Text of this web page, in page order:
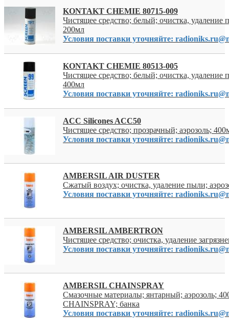
KONTAKT CHEMIE 80715-009
Чистящее средство; белый; очистка, удаление
200мл
Условия поставки уточняйте:
KONTAKT CHEMIE 80513-005
Чистящее средство; белый; очистка, удаление
400мл
Условия поставки уточняйте:
ACC Silicones ACC50
Чистящее средство; прозрачный; аэрозоль;
Условия поставки уточняйте:
AMBERSIL AIR DUSTER
Сжатый воздух; очистка, удаление пыли;
Условия поставки уточняйте:
AMBERSIL AMBERTRON
Чистящее средство; очистка, удаление
Условия поставки уточняйте:
AMBERSIL CHAINSPRAY
Смазочные материалы; янтарный; аэрозоль;
CHAINSPRAY; банка
Условия поставки уточняйте: